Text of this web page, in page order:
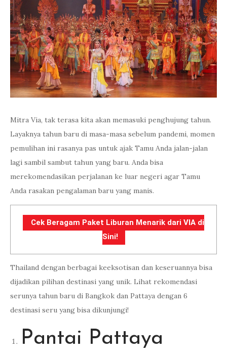
Mitra Via, tak terasa kita akan memasuki penghujung tahun.
Layaknya tahun baru di masa-masa sebelum pandemi, momen
pemulihan ini rasanya pas untuk ajak Tamu Anda jalan-jalan
lagi sambil sambut tahun yang baru. Anda bisa
merekomendasikan perjalanan ke luar negeri agar Tamu
Anda rasakan pengalaman baru yang manis.
Cek Beragam Paket Liburan Menarik dari VIA di
Sini!
Thailand dengan berbagai keeksotisan dan keseruannya bisa
dijadikan pilihan destinasi yang unik. Lihat rekomendasi
serunya tahun baru di Bangkok dan Pattaya dengan 6
destinasi seru yang bisa dikunjungi!
Pantai Pattaya